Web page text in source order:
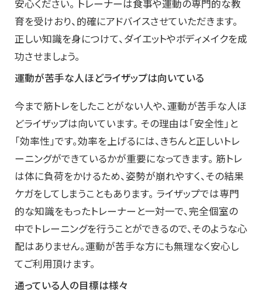
安心ください。 トレーナーは食事や運動の専門的な教
育を受けおり、的確にアドバイスさせていただきます。
正しい知識を身につけて、ダイエットやボディメイクを成
功させましょう。
運動が苦手な人ほどライザップは向いている
今まで筋トレをしたことがない人や、運動が苦手な人ほ
どライザップは向いています。 その理由は「安全性」と
「効率性」です。効率を上げるには、きちんと正しいトレ
ーニングができているかが重要になってきます。 筋トレ
は体に負荷をかけるため、姿勢が崩れやすく、その結果
ケガをしてしまうこともあります。 ライザップでは専門
的な知識をもったトレーナーと一対一で、完全個室の
中でトレーニングを行うことができるので、そのような心
配はありません。運動が苦手な方にも無理なく安心し
てご利用頂けます。
通っている人の目標は様々